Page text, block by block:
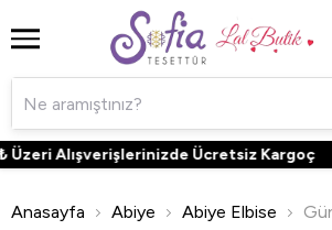
Alışverişlerinizde Ücretsiz Kargoç
Anasayfa Abiye Abiye Elbise